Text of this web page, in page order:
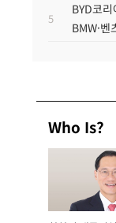
5
BYD코
BMW·
Who Is?